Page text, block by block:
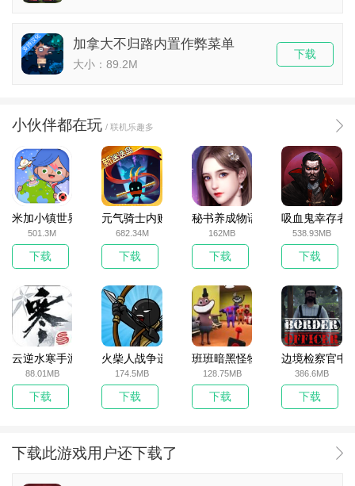
加拿大不归路内置作弊菜单
大小：89.2M
下载
小伙伴都在玩 / 联机乐趣多
米加小镇世界2025官方版
501.3M
下载
元气骑士内购破解版
682.34M
下载
秘书养成物语
162MB
下载
吸血鬼幸存者
538.93MB
下载
云逆水寒手游
88.01MB
下载
火柴人战争遗产无敌版
174.5MB
下载
班班暗黑怪物生存挑战5
128.75MB
下载
边境检察官中
386.6MB
下载
下载此游戏用户还下载了